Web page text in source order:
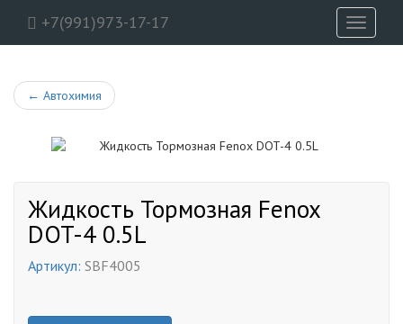
+7(991)973-17-17
Toggle
← Автохимия
Жидкость Тормозная Fenox
DOT-4 0.5L
Артикул: SBF4005